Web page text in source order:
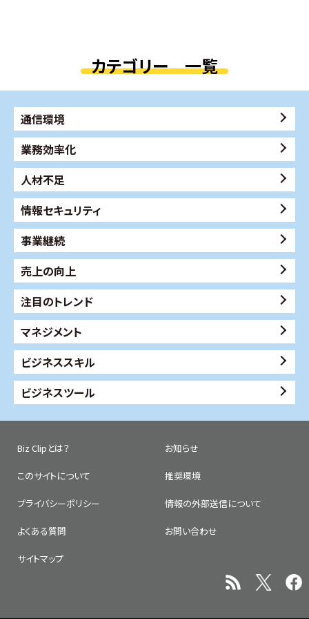
カテゴリー 一覧
通信環境
業務効率化
人材不足
情報セキュリティ
事業継続
売上の向上
注目のトレンド
マネジメント
ビジネススキル
ビジネスツール
Biz Clipとは？ お知らせ
このサイトについて 推奨環境
プライバシーポリシー 情報の外部送信について
よくある質問 お問い合わせ
サイトマップ